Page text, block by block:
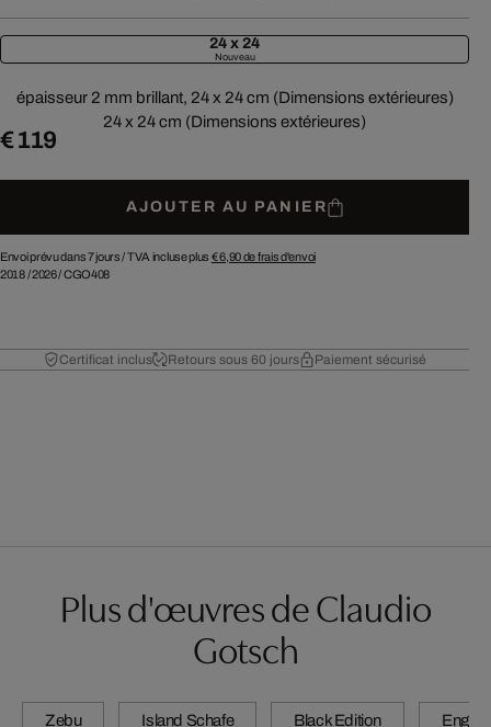
24 x 24
Nouveau
épaisseur 2 mm brillant, 24 x 24 cm (Dimensions extérieures)
24 x 24 cm (Dimensions extérieures)
€ 119
AJOUTER AU PANIER
Envoi prévu dans 7 jours /TVA incluse plus € 6,90de frais d'envoi
2018/2026/CGO408
Certificat inclus Retours sous 60 jours Paiement sécurisé
Plus d'œuvres de Claudio
Gotsch
Zebu Island Schafe Black Edition